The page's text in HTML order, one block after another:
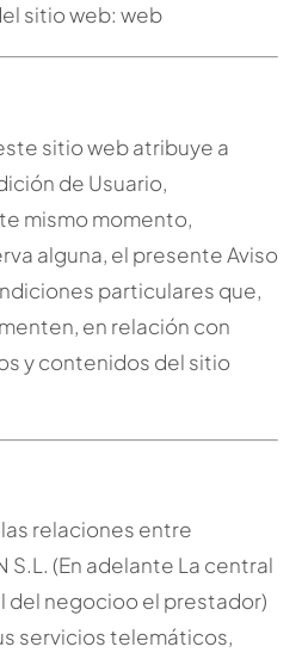
sitio web: web
sitio web atribuye a
de Usuario,
mismo momento,
alguna, el presente Aviso
particulares que,
en relación con
y contenidos del sitio
relaciones entre
S.L. (En adelante La central
del negocioo el prestador)
servicios telemáticos,